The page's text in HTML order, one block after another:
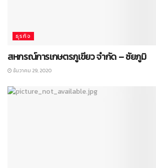
ธุรกิจ
สหกรณ์การเกษตรภูเขียว จำกัด – ชัยภูมิ
ธันวาคม 29, 2020